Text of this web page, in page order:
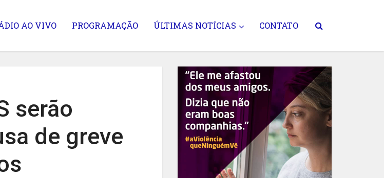
AO VIVO PROGRAMAÇÃO ÚLTIMAS NOTÍCIAS CONTATO
serão
de greve